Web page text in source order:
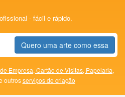
- fácil e rápido.
Quero uma arte como essa
Empresa, Cartão de Visitas, Papelaria,
outrosserviços de criação